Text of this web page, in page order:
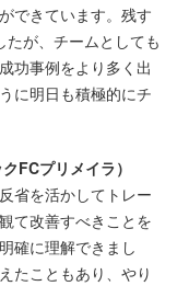
できています。残す
が、チームとしても
功事例をより多く出
に明日も積極的にチ
FCプリメイラ）
省を活かしてトレー
て改善すべきことを
確に理解できまし
たこともあり、やり